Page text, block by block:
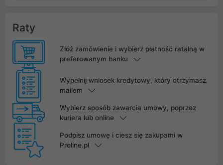
Raty
Złóż zamówienie i wybierz płatność ratalną w
preferowanym banku
Wypełnij wniosek kredytowy, który otrzymasz
mailem
Wybierz sposób zawarcia umowy, poprzez
kuriera lub online
Podpisz umowę i ciesz się zakupami w
Proline.pl